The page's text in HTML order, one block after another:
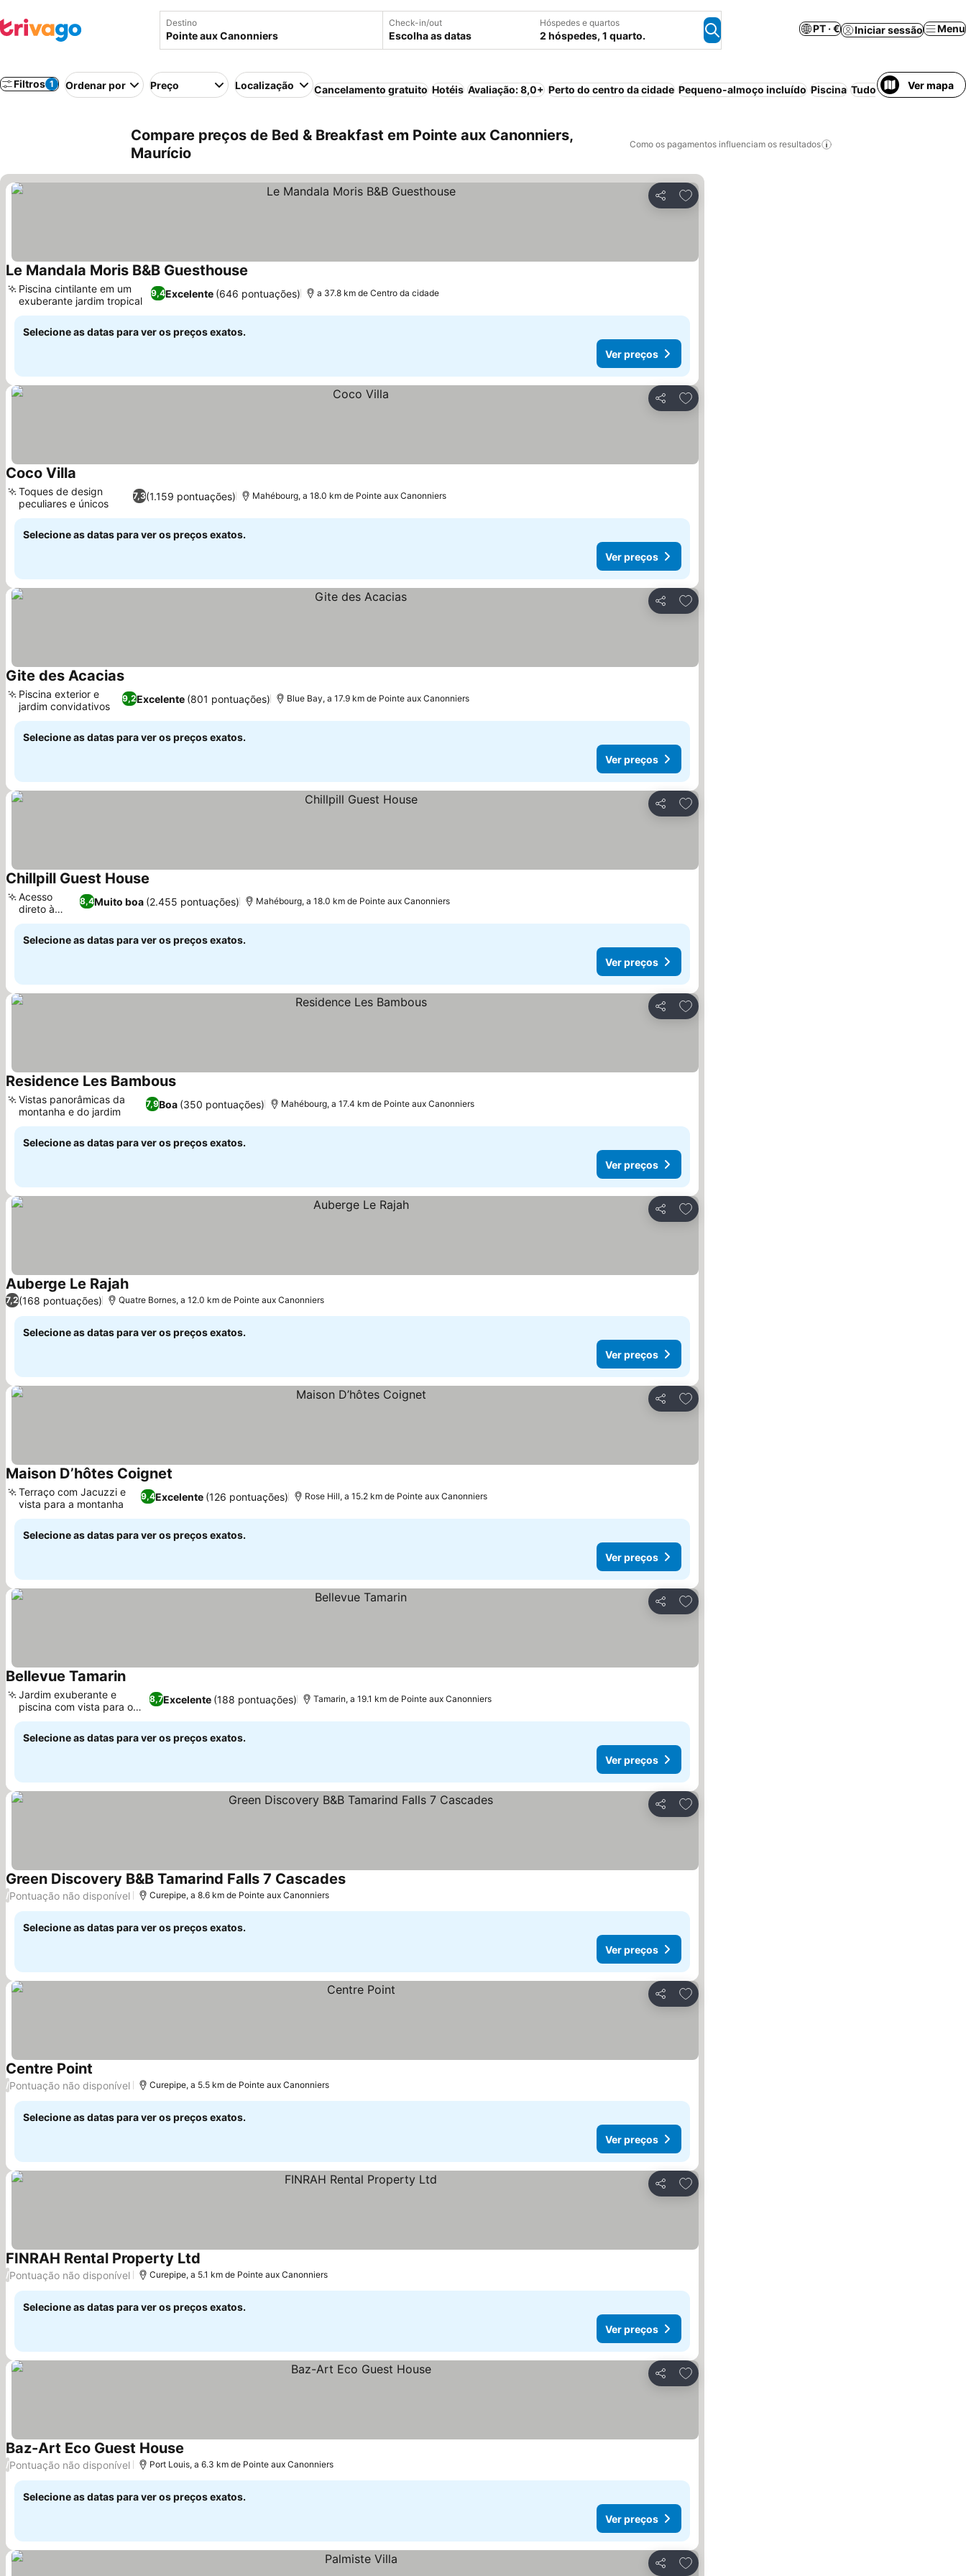
Destino Check-in/out
Escolha as datas
Hóspedes e quartos
2 hóspedes, 1 quarto.
PT · € Iniciar sessão Menu
Filtros 1 Ordenar por Preço Localização Cancelamento gratuito Hotéis Avaliação: 8,0+ Perto do centro da cidade Pequeno-almoço incluído Piscina Tudo incluídoVer mapa
Compare preços de Bed & Breakfast em Pointe aux Canonniers,
Maurício
Como os pagamentos influenciam os resultados
Partilhar
Adicionar aos favoritos
Le Mandala Moris B&B Guesthouse
9,4Excelente (646 pontuações)
Piscina cintilante em um
exuberante jardim tropical
a 37.8 km de Centro da cidade
Selecione as datas para ver os preços exatos.
Ver preços
Partilhar
Adicionar aos favoritos
Coco Villa
7,3(1.159 pontuações)
Toques de design
peculiares e únicos
Mahébourg, a 18.0 km de Pointe aux Canonniers
Selecione as datas para ver os preços exatos.
Ver preços
Partilhar
Adicionar aos favoritos
Gite des Acacias
9,2Excelente (801 pontuações)
Piscina exterior e
jardim convidativos
Blue Bay, a 17.9 km de Pointe aux Canonniers
Selecione as datas para ver os preços exatos.
Ver preços
Partilhar
Adicionar aos favoritos
Chillpill Guest House
8,4Muito boa (2.455 pontuações)
Acesso
direto à
praia
Mahébourg, a 18.0 km de Pointe aux Canonniers
Selecione as datas para ver os preços exatos.
Ver preços
Partilhar
Adicionar aos favoritos
Residence Les Bambous
7,9Boa (350 pontuações)
Vistas panorâmicas da
montanha e do jardim
Mahébourg, a 17.4 km de Pointe aux Canonniers
Selecione as datas para ver os preços exatos.
Ver preços
Partilhar
Adicionar aos favoritos
Auberge Le Rajah
7,2(168 pontuações) Quatre Bornes, a 12.0 km de Pointe aux Canonniers
Selecione as datas para ver os preços exatos.
Ver preços
Partilhar
Adicionar aos favoritos
Maison D’hôtes Coignet
9,4Excelente (126 pontuações)
Terraço com Jacuzzi e
vista para a montanha
Rose Hill, a 15.2 km de Pointe aux Canonniers
Selecione as datas para ver os preços exatos.
Ver preços
Partilhar
Adicionar aos favoritos
Bellevue Tamarin
8,7Excelente (188 pontuações)
Jardim exuberante e
piscina com vista para o
mar
Tamarin, a 19.1 km de Pointe aux Canonniers
Selecione as datas para ver os preços exatos.
Ver preços
Partilhar
Adicionar aos favoritos
Green Discovery B&B Tamarind Falls 7 Cascades
/Pontuação não disponível Curepipe, a 8.6 km de Pointe aux Canonniers
Selecione as datas para ver os preços exatos.
Ver preços
Partilhar
Adicionar aos favoritos
Centre Point
/Pontuação não disponível Curepipe, a 5.5 km de Pointe aux Canonniers
Selecione as datas para ver os preços exatos.
Ver preços
Partilhar
Adicionar aos favoritos
FINRAH Rental Property Ltd
/Pontuação não disponível Curepipe, a 5.1 km de Pointe aux Canonniers
Selecione as datas para ver os preços exatos.
Ver preços
Partilhar
Adicionar aos favoritos
Baz-Art Eco Guest House
/Pontuação não disponível Port Louis, a 6.3 km de Pointe aux Canonniers
Selecione as datas para ver os preços exatos.
Ver preços
Partilhar
Adicionar aos favoritos